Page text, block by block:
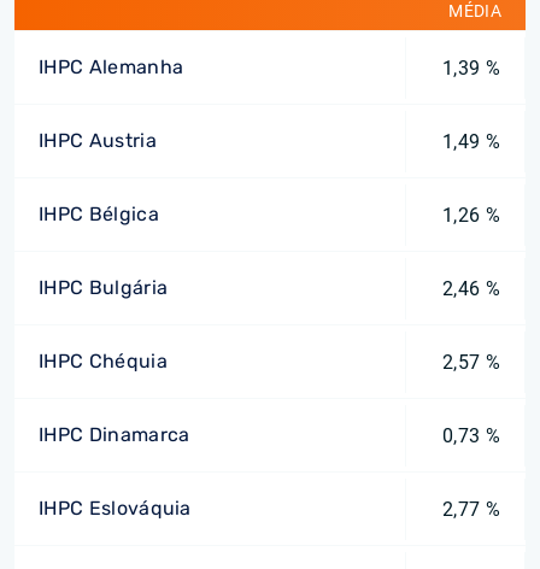
MÉDIA
IHPC Alemanha 1,39 %
IHPC Austria 1,49 %
IHPC Bélgica 1,26 %
IHPC Bulgária 2,46 %
IHPC Chéquia 2,57 %
IHPC Dinamarca 0,73 %
IHPC Eslováquia 2,77 %